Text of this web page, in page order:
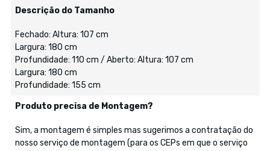
Descrição do Tamanho
Fechado: Altura: 107 cm
Largura: 180 cm
Profundidade: 110 cm / Aberto: Altura: 107 cm
Largura: 180 cm
Profundidade: 155 cm
Produto precisa de Montagem?
Sim, a montagem é simples mas sugerimos a contratação do
nosso serviço de montagem (para os CEPs em que o serviço